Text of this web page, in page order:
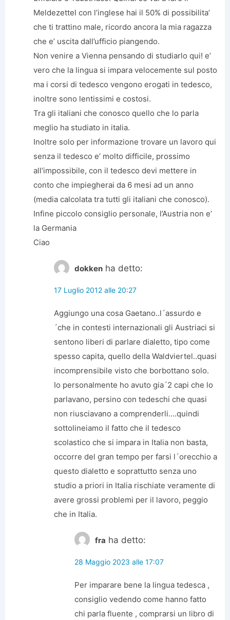
Meldezettel con l’inglese hai il 50% di possibilita’
che ti trattino male, ricordo ancora la mia ragazza
che e’ uscita dall’ufficio piangendo.
Non venire a Vienna pensando di studiarlo qui! e’
vero che la lingua si impara velocemente sul posto
ma i corsi di tedesco vengono erogati in tedesco,
inoltre sono lentissimi e costosi.
Tra gli italiani che conosco quello che lo parla
meglio ha studiato in italia.
Inoltre solo per informazione trovare un lavoro qui
senza il tedesco e’ molto difficile, prossimo
all’impossibile, con il tedesco devi mettere in
conto che impiegherai da 6 mesi ad un anno
(media calcolata tra tutti gli italiani che conosco).
Infine piccolo consiglio personale, l’Austria non e’
la Germania
Ciao
dokken ha detto:
17 Luglio 2012 alle 20:27
Aggiungo una cosa Gaetano..l´assurdo e
´che in contesti internazionali gli Austriaci si
sentono liberi di parlare dialetto, tipo come
spesso capita, quello della Waldviertel..quasi
incomprensibile visto che borbottano solo.
Io personalmente ho avuto gia´2 capi che lo
parlavano, persino con tedeschi che quasi
non riusciavano a comprenderli….quindi
sottolineiamo il fatto che il tedesco
scolastico che si impara in Italia non basta,
occorre del gran tempo per farsi l´orecchio a
questo dialetto e soprattutto senza uno
studio a priori in Italia rischiate veramente di
avere grossi problemi per il lavoro, peggio
che in Italia.
fra ha detto:
28 Maggio 2023 alle 17:07
Per imparare bene la lingua tedesca ,
consiglio vedendo come hanno fatto
chi parla fluente , comprarsi un libro di